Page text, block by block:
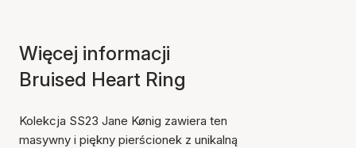
Więcej informacji
Bruised Heart Ring
Kolekcja SS23 Jane Kønig zawiera ten
masywny i piękny pierścionek z unikalną